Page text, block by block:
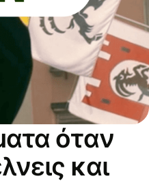
όταν
και